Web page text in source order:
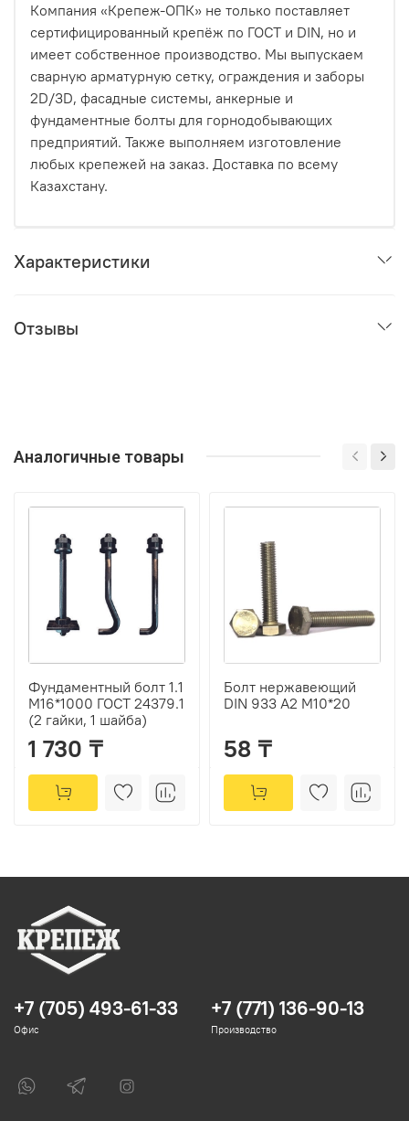
Компания «Крепеж-ОПК» не только поставляет
сертифицированный крепёж по ГОСТ и DIN, но и
имеет собственное производство. Мы выпускаем
сварную арматурную сетку, ограждения и заборы
2D/3D, фасадные системы, анкерные и
фундаментные болты для горнодобывающих
предприятий. Также выполняем изготовление
любых крепежей на заказ. Доставка по всему
Казахстану.
Характеристики
Отзывы
Аналогичные товары
Фундаментный болт 1.1
М16*1000 ГОСТ 24379.1
(2 гайки, 1 шайба)
1 730 ₸
Болт нержавеющий
DIN 933 А2 М10*20
58 ₸
+7 (705) 493-61-33
Офис
+7 (771) 136-90-13
Производство